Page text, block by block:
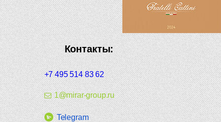
Контакты:
+7 495 514 83 62
1@mirar-group.ru
Telegram